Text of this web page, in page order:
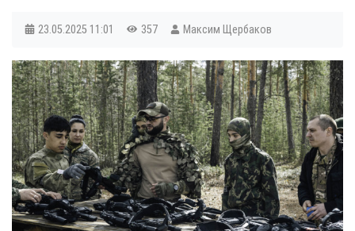
23.05.2025 11:01 357 Максим Щербаков